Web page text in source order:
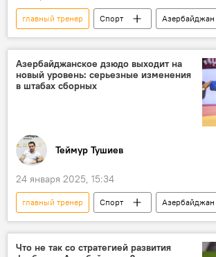
главный тренер Спорт
Азербайджан
Борьба
Вольная борьба
Чемпионат Европы
Состав
Хетаг Газюмов
Словакия
Азербайджанское дзюдо выходит на
новый уровень: серьезные изменения
в штабах сборных
Теймур Тушиев
24 января 2025, 15:34
главный тренер Спорт
Азербайджан
Дзюдо
Федерация дзюдо Азербайджана
Сборная
кадровые перестановки
Что не так со стратегией развития